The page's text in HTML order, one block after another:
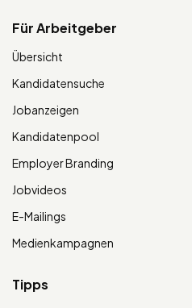
Für Arbeitgeber
Übersicht
Kandidatensuche
Jobanzeigen
Kandidatenpool
Employer Branding
Jobvideos
E-Mailings
Medienkampagnen
Tipps